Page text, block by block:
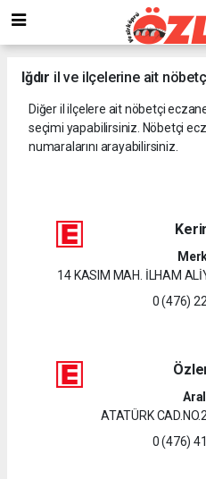
Iğdır il ve ilçelerine ait
Diğer il ilçelere ait nöbetçi
seçimi yapabilirsiniz. Nöbetçi
numaralarını arayabilirsiniz.
14 KASIM MAH. İLHAM
0 (476)
ATATÜRK
0 (476)